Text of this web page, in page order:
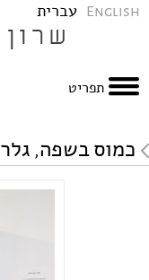
עברית English
תפריט
כמוס בשפה, גלריה